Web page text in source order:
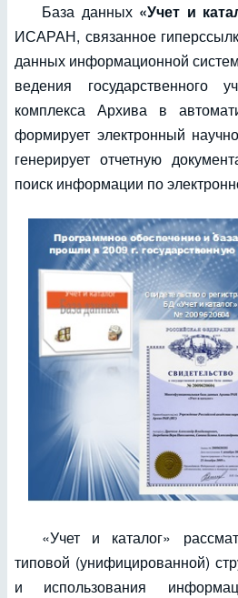
База данных«Учет и
ИСАРАН, связанное
данных информационной
ведения государственного
комплекса Архива в
формирует электронный
генерирует отчетную
поиск информации по
«Учет и каталог»
типовой (унифицированной)
и использования